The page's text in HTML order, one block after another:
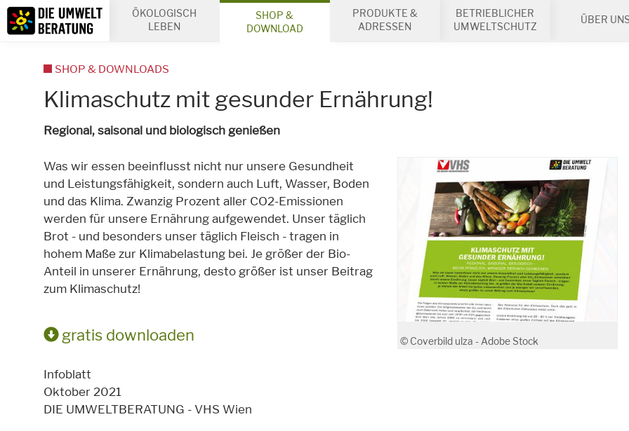
Inhalt
Suche
ÖKOLOGISCH
LEBEN
SHOP &
DOWNLOAD
PRODUKTE &
ADRESSEN
BETRIEBLICHER
UMWELTSCHUTZ
ÜBER
Klimaschutz mit gesunder Ernährung!
Regional, saisonal und biologisch genießen
© Coverbild ulza - Adobe Stock
Was wir essen beeinflusst nicht nur unsere Gesundheit
und Leistungsfähigkeit, sondern auch Luft, Wasser, Boden
und das Klima. Zwanzig Prozent aller CO2-Emissionen
werden für unsere Ernährung aufgewendet. Unser täglich
Brot - und besonders unser täglich Fleisch - tragen in
hohem Maße zur Klimabelastung bei. Je größer der Bio-
Anteil in unserer Ernährung, desto größer ist unser Beitrag
zum Klimaschutz!
gratis downloaden
Infoblatt
Oktober 2021
DIE UMWELTBERATUNG - VHS Wien
SHOP & DOWNLOADS